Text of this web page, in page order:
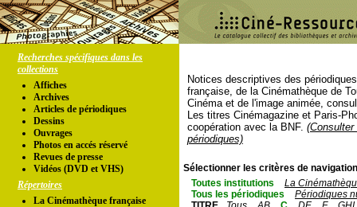
Recherches spécifiques dans les
collections
Affiches
Archives
Articles de périodiques
Dessins
Ouvrages
Photos en accés réservé
Revues de presse
Vidéos (DVD et VHS)
Répertoires
La Cinémathèque française
Notices descriptives des
française, de la Cinémathèque de
Cinéma et de l'image animée,
Les titres Cinémagazine et Paris-
coopération avec la BNF.
périodiques)
Sélectionner les critères de
Toutes institutions
La
Tous les périodiques
Périodiques